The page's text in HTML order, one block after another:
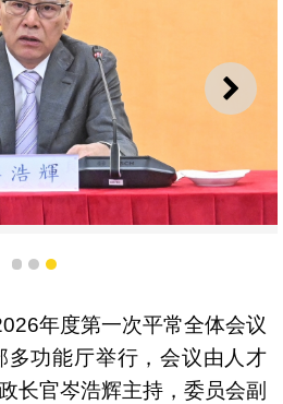
下一
会议上发言
1 2 3
年度第一次平常全体会议
功能厅举行，会议由人才
长官岑浩辉主持，委员会副